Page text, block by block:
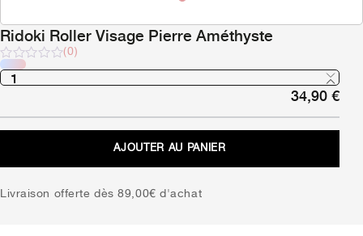
Ridoki Roller Visage Pierre Améthyste
Note
sur
(0)
34,90€
AJOUTER AU PANIER
Livraison offerte dès 89,00€ d'achat